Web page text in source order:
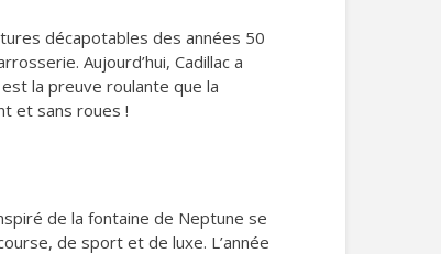
décapotables des années 50
Aujourd’hui, Cadillac a
la preuve roulante que la
et sans roues !
de la fontaine de Neptune se
de sport et de luxe. L’année